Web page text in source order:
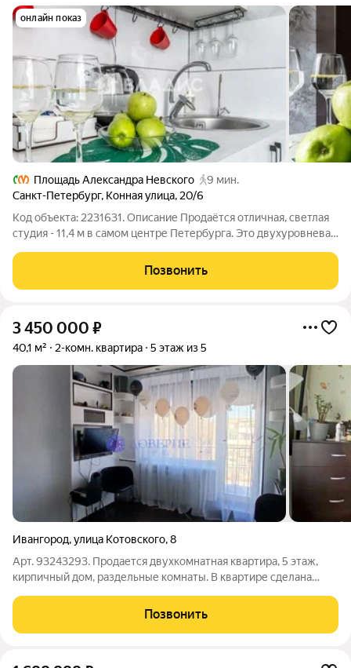
онлайн показ
Площадь Александра Невского
9 мин.
Санкт-Петербург, Конная улица, 20/6
Код объекта: 2231631. Описание Продаётся отличная, светлая
студия - 11,4 м в самом центре Петербурга. Это двухуровневая
доходный фонд, при этом в отличном состоянии: выполнены
капитальные ремонты
Позвонить
3 450 000 ₽
40,1 м² 2-комн. квартира 5 этаж из 5
Ивангород,улица Котовского,8
Арт. 93243293. Продается двухкомнатная квартира, 5 этаж,
кирпичный дом, раздельные комнаты. В квартире сделана
расширена кухня. За счет этого визуально расширяется
пространство, кажется, что больше
Позвонить